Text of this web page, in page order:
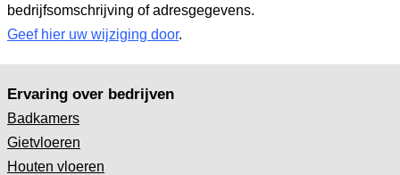
bedrijfsomschrijving of adresgegevens.
Geef hier uw wijziging door.
Ervaring over bedrijven
Badkamers
Gietvloeren
Houten vloeren